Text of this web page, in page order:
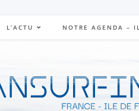
L’ACTU NOTRE AGENDA –